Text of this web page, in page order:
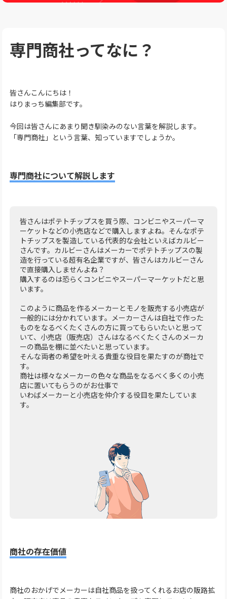
専門商社ってなに？
皆さんこんにちは！
はりまっち編集部です。
今回は皆さんにあまり聞き馴染みのない言葉を解説します。
「専門商社」という言葉、知っていますでしょうか。
専門商社について解説します
皆さんはポテトチップスを買う際、コンビニやスーパーマ
ーケットなどの小売店などで購入しますよね。そんなポテ
トチップスを製造している代表的な会社といえばカルビー
さんです。カルビーさんはメーカーでポテトチップスの製
造を行っている超有名企業ですが、皆さんはカルビーさん
で直接購入しませんよね？
購入するのは恐らくコンビニやスーパーマーケットだと思
います。
このように商品を作るメーカーとモノを販売する小売店が
一般的には分かれています。メーカーさんは自社で作った
ものをなるべくたくさんの方に買ってもらいたいと思って
いて、小売店（販売店）さんはなるべくたくさんのメーカ
ーの商品を棚に並べたいと思っています。
そんな両者の希望を叶える貴重な役目を果たすのが商社で
す。
商社は様々なメーカーの色々な商品をなるべく多くの小売
店に置いてもらうのがお仕事で
いわばメーカーと小売店を仲介する役目を果たしていま
す。
商社の存在価値
商社のおかげでメーカーは自社商品を扱ってくれるお店の販路拡